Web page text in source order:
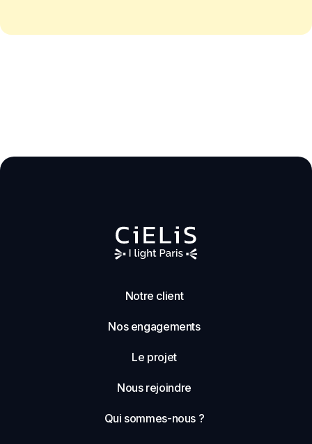
Notre client
Nos engagements
Le projet
Nous rejoindre
Qui sommes-nous ?